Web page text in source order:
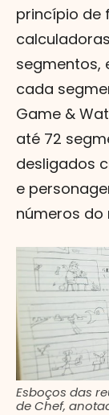
princípio de
segmentos,
cada
Game &
até 72
desligados
e
números do
Esboços das
de Chef,